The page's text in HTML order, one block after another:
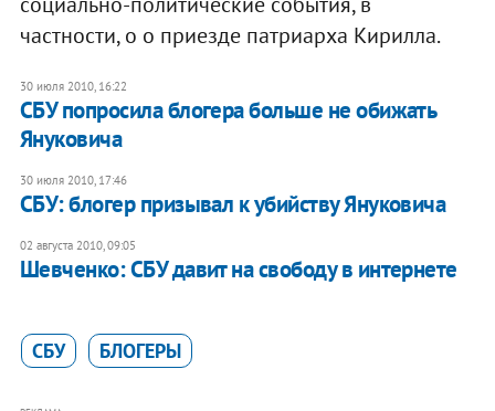
частности, о о приезде патриарха Кирилла.
30 июля 2010, 16:22
СБУ попросила блогера больше не обижать
Януковича
30 июля 2010, 17:46
СБУ: блогер призывал к убийству Януковича
02 августа 2010, 09:05
Шевченко: СБУ давит на свободу в интернете
СБУ БЛОГЕРЫ